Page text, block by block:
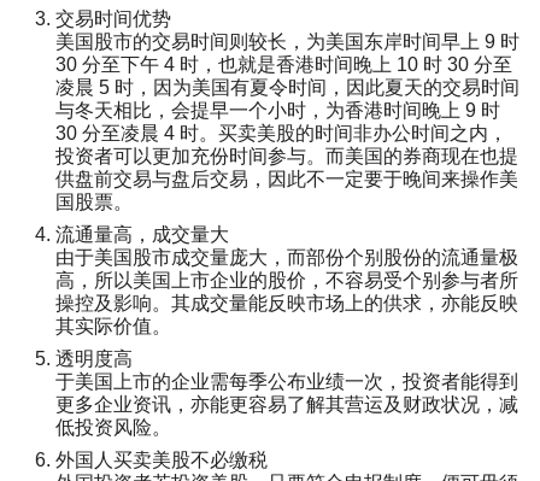
交易时间优势
美国股市的交易时间则较长，为美国东岸时间早上 9 时
30 分至下午 4 时，也就是香港时间晚上 10 时 30 分至
凌晨 5 时，因为美国有夏令时间，因此夏天的交易时间
与冬天相比，会提早一个小时，为香港时间晚上 9 时
30 分至凌晨 4 时。买卖美股的时间非办公时间之内，
投资者可以更加充份时间参与。而美国的券商现在也提
供盘前交易与盘后交易，因此不一定要于晚间来操作美
国股票。
流通量高，成交量大
由于美国股市成交量庞大，而部份个别股份的流通量极
高，所以美国上市企业的股价，不容易受个别参与者所
操控及影响。其成交量能反映市场上的供求，亦能反映
其实际价值。
透明度高
于美国上市的企业需每季公布业绩一次，投资者能得到
更多企业资讯，亦能更容易了解其营运及财政状况，减
低投资风险。
外国人买卖美股不必缴税